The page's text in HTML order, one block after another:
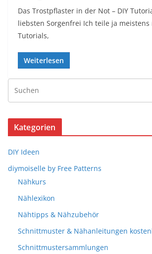
Das Trostpflaster in der Not – DIY
liebsten Sorgenfrei Ich teile ja meistens
Tutorials,
Weiterlesen
Kategorien
DIY Ideen
diymoiselle by Free Patterns
Nähkurs
Nählexikon
Nähtipps & Nähzubehör
Schnittmuster & Nähanleitungen
Schnittmustersammlungen